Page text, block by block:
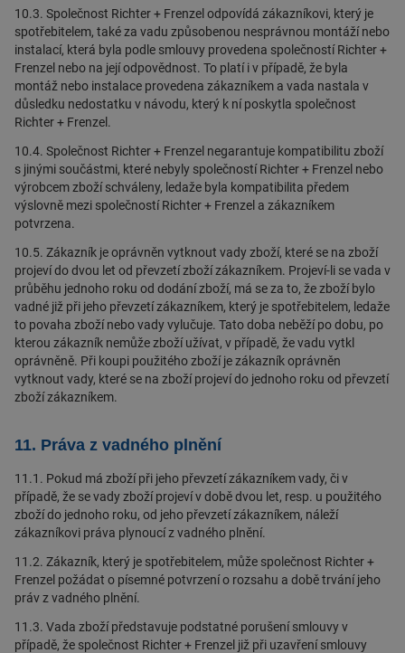
10.3. Společnost Richter + Frenzel odpovídá zákazníkovi, který je
spotřebitelem, také za vadu způsobenou nesprávnou montáží nebo
instalací, která byla podle smlouvy provedena společností Richter +
Frenzel nebo na její odpovědnost. To platí i v případě, že byla
montáž nebo instalace provedena zákazníkem a vada nastala v
důsledku nedostatku v návodu, který k ní poskytla společnost
Richter + Frenzel.
10.4. Společnost Richter + Frenzel negarantuje kompatibilitu zboží
s jinými součástmi, které nebyly společností Richter + Frenzel nebo
výrobcem zboží schváleny, ledaže byla kompatibilita předem
výslovně mezi společností Richter + Frenzel a zákazníkem
potvrzena.
10.5. Zákazník je oprávněn vytknout vady zboží, které se na zboží
projeví do dvou let od převzetí zboží zákazníkem. Projeví-li se vada v
průběhu jednoho roku od dodání zboží, má se za to, že zboží bylo
vadné již při jeho převzetí zákazníkem, který je spotřebitelem, ledaže
to povaha zboží nebo vady vylučuje. Tato doba neběží po dobu, po
kterou zákazník nemůže zboží užívat, v případě, že vadu vytkl
oprávněně. Při koupi použitého zboží je zákazník oprávněn
vytknout vady, které se na zboží projeví do jednoho roku od převzetí
zboží zákazníkem.
11. Práva z vadného plnění
11.1. Pokud má zboží při jeho převzetí zákazníkem vady, či v
případě, že se vady zboží projeví v době dvou let, resp. u použitého
zboží do jednoho roku, od jeho převzetí zákazníkem, náleží
zákazníkovi práva plynoucí z vadného plnění.
11.2. Zákazník, který je spotřebitelem, může společnost Richter +
Frenzel požádat o písemné potvrzení o rozsahu a době trvání jeho
práv z vadného plnění.
11.3. Vada zboží představuje podstatné porušení smlouvy v
případě, že společnost Richter + Frenzel již při uzavření smlouvy